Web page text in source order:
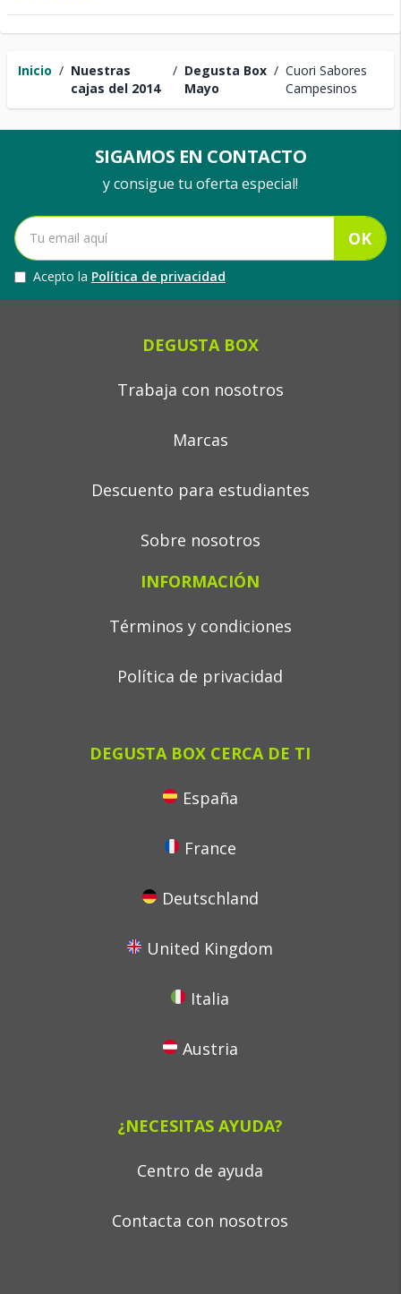
Inicio / Nuestras
cajas del 2014
/ Degusta Box
Mayo
/ Cuori Sabores
Campesinos
SIGAMOS EN CONTACTO
y consigue tu oferta especial!
OK
Acepto la Política de privacidad
DEGUSTA BOX
Trabaja con nosotros
Marcas
Descuento para estudiantes
Sobre nosotros
INFORMACIÓN
Términos y condiciones
Política de privacidad
DEGUSTA BOX CERCA DE TI
España
France
Deutschland
United Kingdom
Italia
Austria
¿NECESITAS AYUDA?
Centro de ayuda
Contacta con nosotros